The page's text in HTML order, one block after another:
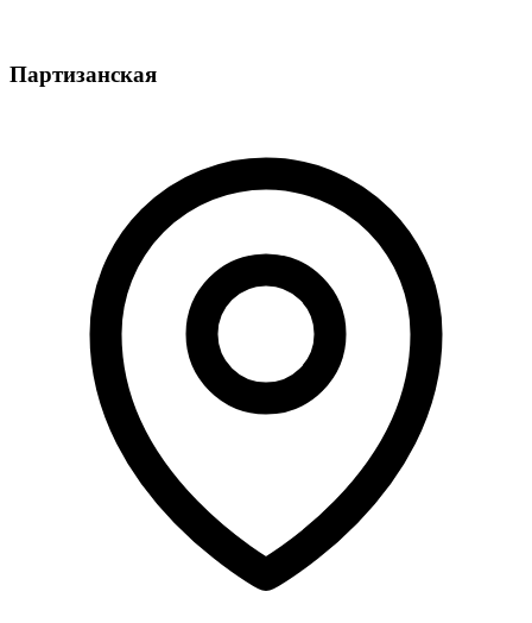
Партизанская